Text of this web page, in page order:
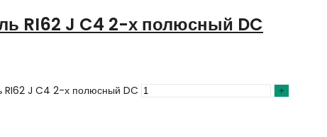
RI62 J C4 2-х полюсный DC
RI62 J C4 2-х полюсный DC